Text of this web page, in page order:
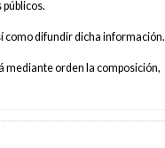
como difundir dicha información.
mediante orden la composición,